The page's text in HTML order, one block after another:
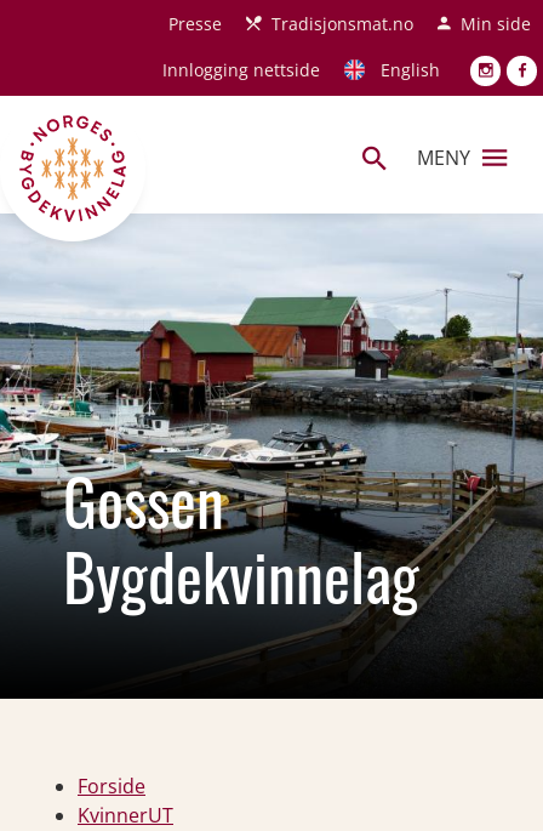
Hopp til hovedinnholdPresse Tradisjonsmat.no
Min side
Innlogging nettside
English
MENY
Gossen
Bygdekvinnelag
Forside
KvinnerUT